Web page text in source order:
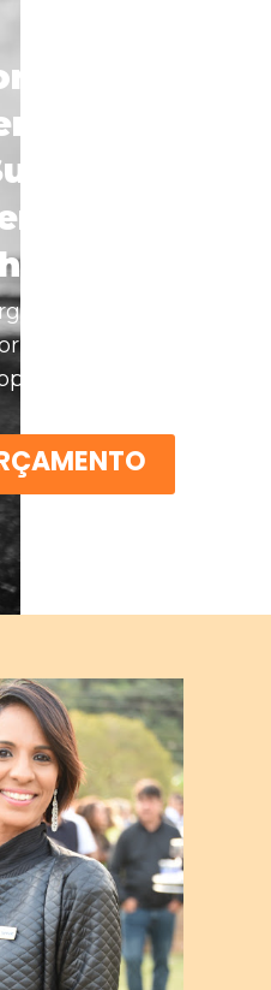
para
Balneário
total
dos seus
seu casamento
Fale comigo no
agora!